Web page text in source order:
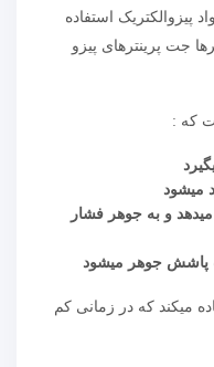
پیزوالکتریک استفاده
جت پرینترهای پیزو
که :
میشود
و به جوهر فشار
پاشش جوهر میشود
میکند که در زمانی کم